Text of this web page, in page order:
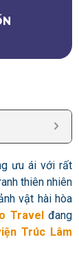
ưu ái với rất
thiên nhiên
vật hài hòa
Travelđang
Trúc Lâm